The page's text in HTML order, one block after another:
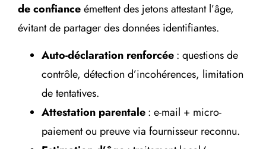
de confianceémettent des jetons attestant l’âge,
évitant de partager des données identifiantes.
Auto-déclaration renforcée: questions de
contrôle, détection d’incohérences, limitation
de tentatives.
Attestation parentale: e-mail + micro-
paiement ou preuve via fournisseur reconnu.